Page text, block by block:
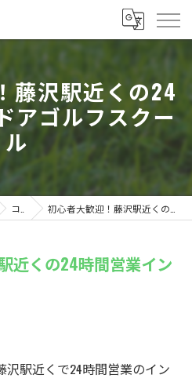
藤沢駅近くの24
アゴルフスクー
ル
コラム 初心者大歓迎！藤沢駅近くの24時間営業インドアゴルフスクール
近くの24時間営業イン
沢駅近くで24時間営業のイン